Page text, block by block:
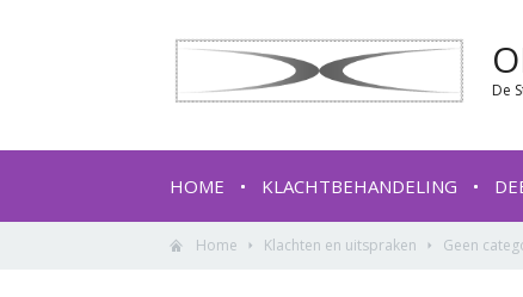
De
HOME KLACHTBEHANDELING
Home Klachten en uitspraken Geen